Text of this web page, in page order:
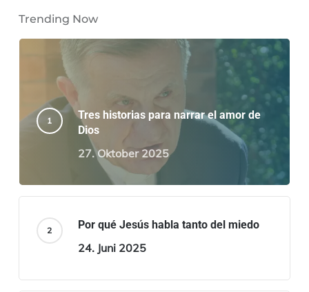
Trending Now
Tres historias para narrar el amor de
Dios
27. Oktober 2025
Por qué Jesús habla tanto del miedo
24. Juni 2025